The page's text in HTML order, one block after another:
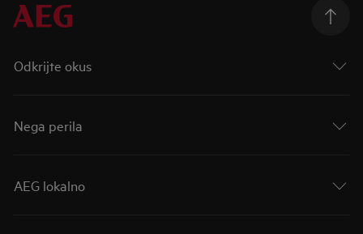
Odkrijte okus
Nega perila
AEG lokalno